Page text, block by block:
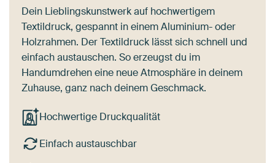
Dein Lieblingskunstwerk auf hochwertigem
Textildruck, gespannt in einem Aluminium- oder
Holzrahmen. Der Textildruck lässt sich schnell und
einfach austauschen. So erzeugst du im
Handumdrehen eine neue Atmosphäre in deinem
Zuhause, ganz nach deinem Geschmack.
Hochwertige Druckqualität
Einfach austauschbar